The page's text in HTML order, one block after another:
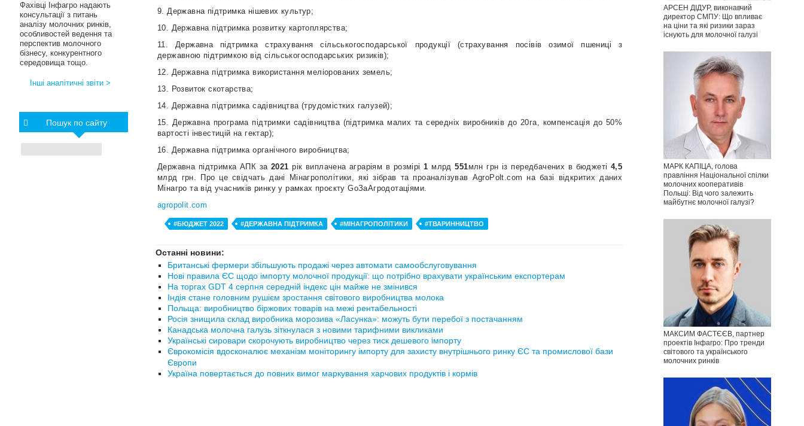
9. Державна підтримка нішевих культур;
10. Державна підтримка розвитку картоплярства;
11. Державна підтримка страхування сільськогосподарської продукції (страхування посівів озимої пшениці з
державною підтримкою від сільськогосподарських ризиків);
12. Державна підтримка використання меліорованих земель;
13. Розвиток скотарства;
14. Державна підтримка садівництва (трудомістких галузей);
15. Державна програма підтримки садівництва (підтримка малих та середніх виробників до 20га, компенсація до 50%
вартості інвестицій на гектар);
16. Державна підтримка органічного виробництва;
Державна підтримка АПК за2021 рік виплачена аграріям в розмірі1 млрд 551млн грн із передбачених в бюджеті4,5
млрд грн. Про це свідчать дані Мінагрополітики, які зібрав та проаналізував AgroPolt.com на базі відкритих даних
Мінагро та від учасників ринку у рамках проєкту GoЗаАгродотаціями.
agropolit.com
#БЮДЖЕТ 2022 #ДЕРЖАВНА ПІДТРИМКА #МІНАГРОПОЛІТИКИ #ТВАРИННИЦТВО
Останні новини:
Британські фермери збільшують продажі через автомати самообслуговування
Нові правила ЄС щодо імпорту молочної продукції: що потрібно врахувати українським експортерам
На торгах GDT 4 серпня середній індекс цін майже не змінився
Індія стане головним рушієм зростання світового виробництва молока
Польща: виробництво біржових товарів на межі рентабельності
Росія знищила склад виробника морозива «Ласунка»: можуть бути перебої з постачанням
Канадська молочна галузь зіткнулася з новими тарифними викликами
Українські сировари скорочують виробництво через тиск дешевого імпорту
Єврокомісія вдосконалює механізм моніторингу імпорту для захисту внутрішнього ринку ЄС та промислової бази
Європи
Україна повертається до повних вимог маркування харчових продуктів і кормів
АРСЕН ДІДУР, виконавчий
директор СМПУ: Що впливає
на ціни та які ризики зараз
існують для молочної галузі
МАРК КАПІЦА, голова
правління Національної спілки
молочних кооперативів
Польщі: Від чого залежить
майбутнє молочної галузі?
МАКСИМ ФАСТЄЄВ, партнер
проектів Інфагро: Про тренди
світового та українського
молочних ринків
Фахівці Інфагро надають
консультації з питань
аналізу молочних ринків,
особливостей ведення та
перспектив молочного
бізнесу, конкурентного
середовища тощо.
Інші аналітичні звіти >
Пошук по сайту